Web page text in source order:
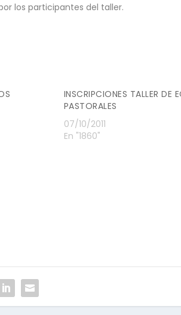
los participantes del taller.
INSCRIPCIONES TALLER DE
PASTORALES
07/10/2011
En "1860"